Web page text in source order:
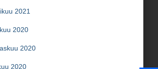
2021
2020
2020
2020